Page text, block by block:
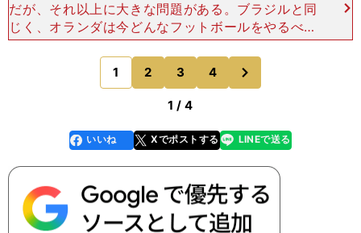
だが、それ以上に大きな問題がある。ブラジルと同
じく、オランダは今どんなフットボールをやるべき
かがわからなくなっているようなのだ。 オランダ
代表がこれまで継承してきたスタイルは、もう通用
しなくなった。
1 2 3 4
のページへ
1 / 4
faceboo
k
いいね Xでポストする
line LINEで送る